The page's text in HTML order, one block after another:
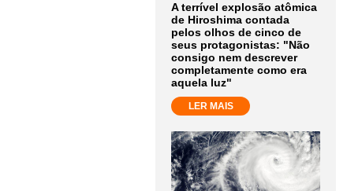
A terrível explosão atômica
de Hiroshima contada
pelos olhos de cinco de
seus protagonistas: "Não
consigo nem descrever
completamente como era
aquela luz"
LER MAIS